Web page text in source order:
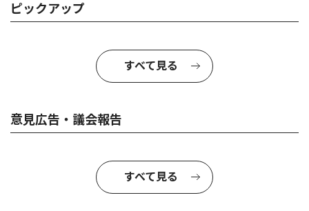
ピックアップ
すべて見る
意見広告・議会報告
すべて見る